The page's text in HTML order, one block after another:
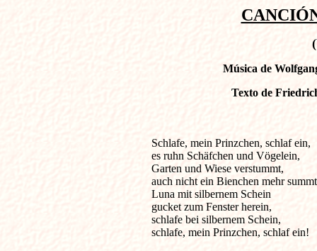
Música de
Texto de
Schlafe, mein Prinzchen,
es ruhn Schäfchen und Vögelein,
Garten und Wiese verstummt,
auch nicht ein Bienchen mehr
Luna mit silbernem Schein
gucket zum Fenster herein,
schlafe bei silbernem Schein,
schlafe, mein Prinzchen, schlaf ein!